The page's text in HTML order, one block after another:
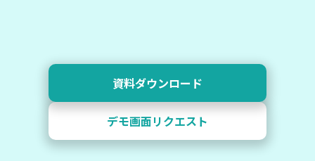
デモ画面リクエスト
資料ダウンロード